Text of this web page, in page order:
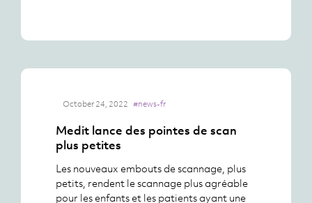
October 24, 2022 #news-fr
Medit lance des pointes de scan
plus petites
Les nouveaux embouts de scannage, plus
petits, rendent le scannage plus agréable
pour les enfants et les patients ayant une